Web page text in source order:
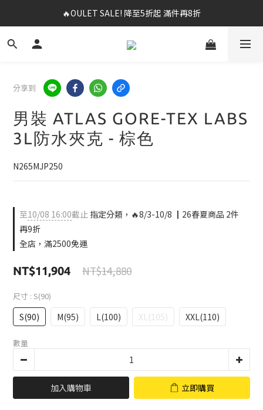
✨春夏新品最低8折起 ！2件再9折
🔥OULET SALE! 降至5折起 滿件再8折
✨購買指定後背包送好運鑰匙圈 (贈完為止)
分享到
男裝 ATLAS GORE-TEX LABS
3L防水夾克 - 棕色
N265MJP250
至10/08 16:00截止 指定分類，🔥8/3-10/8 ┃26春夏商品 2件
再9折
全店，滿2500免運
NT$11,904 NT$14,880
尺寸 : S(90)
S(90) M(95) L(100) XL(105) XXL(110)
數量
加入購物車 立即購買